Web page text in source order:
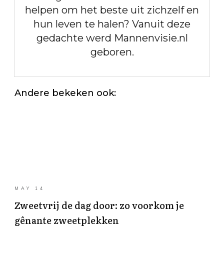
helpen om het beste uit zichzelf en
hun leven te halen? Vanuit deze
gedachte werd Mannenvisie.nl
geboren.
Andere bekeken ook:
MAY 14
Zweetvrij de dag door: zo voorkom je
gênante zweetplekken